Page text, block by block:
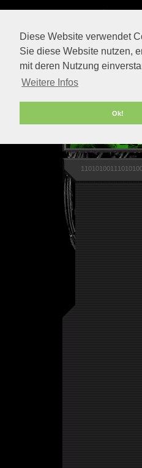
Diese Website verwendet
Sie diese Website nutzen,
mit deren Nutzung
Weitere Infos
Ok!